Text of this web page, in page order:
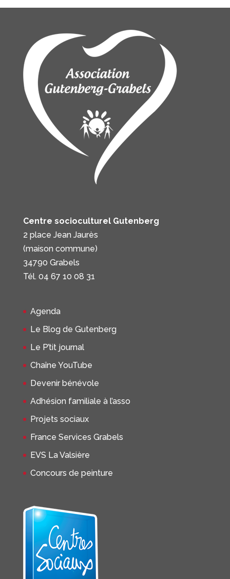
Centre socioculturel Gutenberg
2 place Jean Jaurès
(maison commune)
34790 Grabels
Tél. 04 67 10 08 31
Agenda
Le Blog de Gutenberg
Le P’tit journal
Chaîne YouTube
Devenir bénévole
Adhésion familiale à l’asso
Projets sociaux
France Services Grabels
EVS La Valsière
Concours de peinture